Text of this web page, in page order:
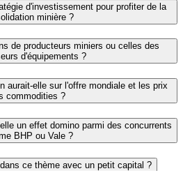
d'investissement pour profiter de la
minière ?
de producteurs miniers ou celles des
d'équipements ?
aurait-elle sur l'offre mondiale et les prix
commodities ?
un effet domino parmi des concurrents
BHP ou Vale ?
ce thème avec un petit capital ?